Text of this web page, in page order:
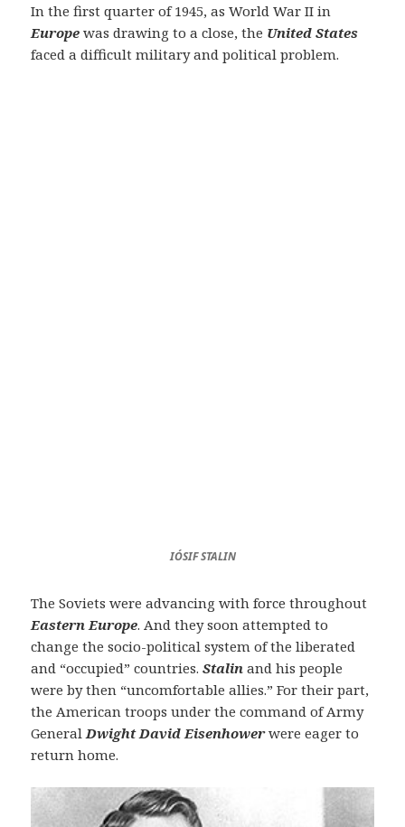
In the first quarter of 1945, as World War II in
Europe was drawing to a close, the United States
faced a difficult military and political problem.
IÓSIF STALIN
The Soviets were advancing with force throughout
Eastern Europe. And they soon attempted to
change the socio-political system of the liberated
and “occupied” countries.Stalin and his people
were by then “uncomfortable allies.” For their part,
the American troops under the command of Army
GeneralDwight David Eisenhowerwere eager to
return home.